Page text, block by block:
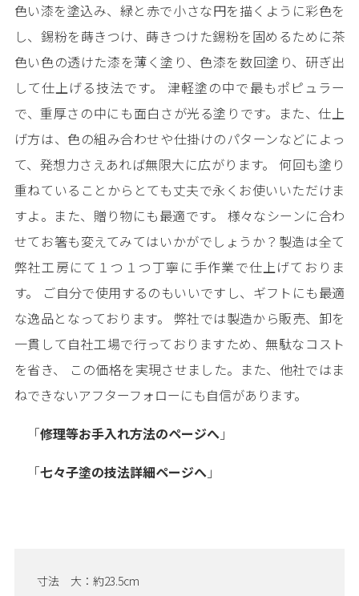
色い漆を塗込み、緑と赤で小さな円を描くように彩色を
し、錫粉を蒔きつけ、蒔きつけた錫粉を固めるために茶
色い色の透けた漆を薄く塗り、色漆を数回塗り、研ぎ出
して仕上げる技法です。 津軽塗の中で最もポピュラー
で、重厚さの中にも面白さが光る塗りです。また、仕上
げ方は、色の組み合わせや仕掛けのパターンなどによっ
て、発想力さえあれば無限大に広がります。 何回も塗り
重ねていることからとても丈夫で永くお使いいただけま
すよ。また、贈り物にも最適です。 様々なシーンに合わ
せてお箸も変えてみてはいかがでしょうか？製造は全て
弊社工房にて１つ１つ丁寧に手作業で仕上げておりま
す。 ご自分で使用するのもいいですし、ギフトにも最適
な逸品となっております。 弊社では製造から販売、卸を
一貫して自社工場で行っておりますため、無駄なコスト
を省き、 この価格を実現させました。また、他社ではま
ねできないアフターフォローにも自信があります。
「修理等お手入れ方法のページへ」
「七々子塗の技法詳細ページへ」
寸法 大：約23.5cm